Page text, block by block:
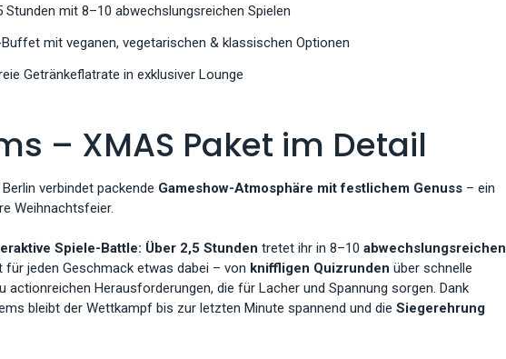
Stunden mit 8–10 abwechslungsreichen Spielen
mit veganen, vegetarischen & klassischen Optionen
Getränkeflatrate in exklusiver Lounge
– XMAS Paket im Detail
verbindet packende Gameshow-Atmosphäre mit festlichem Genuss – ein
Weihnachtsfeier.
Spiele-Battle: Über 2,5 Stundentretet ihr in 8–10abwechslungsreichen
für jeden Geschmack etwas dabei – von kniffligen Quizrunden über schnelle
actionreichen Herausforderungen, die für Lacher und Spannung sorgen. Dank
bleibt der Wettkampf bis zur letzten Minute spannend und die Siegerehrung